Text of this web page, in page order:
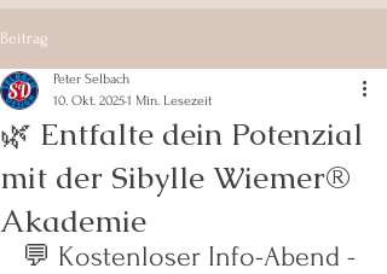
Beitrag
🌿 Entfalte dein Potenzial
mit der Sibylle Wiemer®
Akademie
Peter Selbach
10. Okt. 20251 Min. Lesezeit
💬 Kostenloser Info-Abend -